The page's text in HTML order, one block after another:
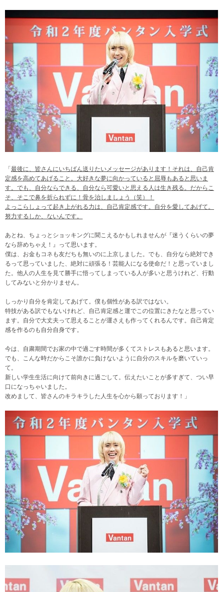
「最後に、皆さんにいちばん送りたいメッセージがあります！それは、自己肯
定感を高めてあげること。大好きな夢に向かっていると屈辱もあると思いま
す。でも、自分ならできる、自分なら可愛いと思える人は生き残る。だからこ
そ、そこで鼻を折られずに！骨を治しましょう（笑）！
よっこらしょって起き上がれる力は、自己肯定感です。自分を愛してあげて。
努力するしか、ないんです。
あとね、ちょっとショッキングに聞こえるかもしれませんが『迷うくらいの夢
なら辞めちゃえ！』って思います。
僕は、お金もコネも友だちも無いのに上京しました。でも、自分なら絶対でき
るって思っていました、絶対に頑張る！芸能人になる使命だ！と思っていまし
た。他人の人生を見て勝手に悟ってしまっている人が多いと思うけれど、行動
してみないと分かりません。
しっかり自分を肯定してあげて。僕も個性がある訳ではない。
特技がある訳でもないけれど、自己肯定感と運でこの位置にきたなと思ってい
ます。自分で大丈夫って思えることが運さえも作ってくれるんです。自己肯定
感を作るのも自分自身です。
今は、自粛期間でお家の中で過ごす時間が多くてストレスもあると思います。
でも、こんな時だからこそ誰かに負けないように自分のスキルを磨いていっ
て。
新しい学生生活に向けて前向きに過ごして。伝えたいことが多すぎて、つい早
口になっちゃいました。
改めまして、皆さんのキラキラした人生を心から願っております！」